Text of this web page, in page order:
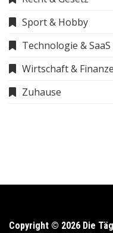
Sport & Hobby
Technologie & SaaS
Wirtschaft &
Zuhause
Copyright © 2026 Die